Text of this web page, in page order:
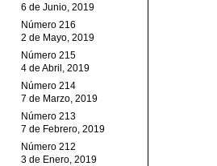
6 de Junio, 2019
Número 216
2 de Mayo, 2019
Número 215
4 de Abril, 2019
Número 214
7 de Marzo, 2019
Número 213
7 de Febrero, 2019
Número 212
3 de Enero, 2019